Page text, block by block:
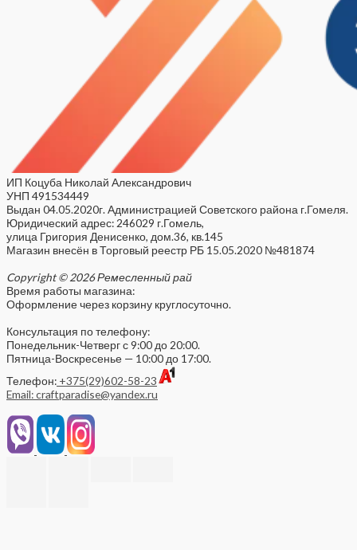
ИП Коцуба Николай Александрович
УНП 491534449
Выдан 04.05.2020г. Администрацией Советского района г.Гомеля.
Юридический адрес: 246029 г.Гомель,
улица Григория Денисенко, дом.36, кв.145
Магазин внесён в Торговый реестр РБ 15.05.2020 №481874
Copyright © 2026 Ремесленный рай
Время работы магазина:
Оформление через корзину круглосуточно.
Консультация по телефону:
Понедельник-Четверг с 9:00 до 20:00.
Пятница-Воскресенье — 10:00 до 17:00.
Телефон: +375(29)602-58-23
Email: craftparadise@yandex.ru